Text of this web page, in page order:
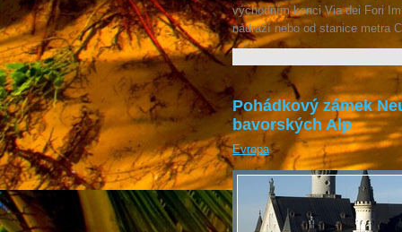
východním konci Via dei Fori
nádraží nebo od stanice metra
Pohádkový zámek
bavorských Alp
Evropa